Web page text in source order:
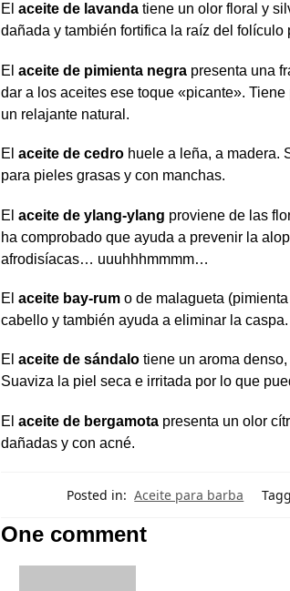
El aceite de lavandatiene un olor floral y
dañada y también fortifica la raíz del folículo
El aceite de pimienta negrapresenta una
dar a los aceites ese toque «picante».
un relajante natural.
El aceite de cedrohuele a leña, a madera.
para pieles grasas y con manchas.
El aceite de ylang-ylang proviene de las
ha comprobado que ayuda a prevenir la
afrodisíacas… uuuhhhmmmm…
El aceite bay-rumo de malagueta
cabello y también ayuda a eliminar la caspa.
El aceite de sándalo tiene un aroma
Suaviza la piel seca e irritada por lo que
El aceite de bergamota presenta un olor
dañadas y con acné.
Posted in: Aceite para barba
One comment